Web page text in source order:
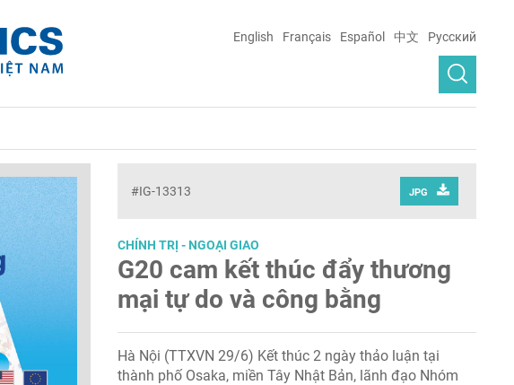
English Français Español 中文 Русский
#IG-13313 JPG
CHÍNH TRỊ - NGOẠI GIAO
G20 cam kết thúc đẩy thương
mại tự do và công bằng
Hà Nội (TTXVN 29/6) Kết thúc 2 ngày thảo luận tại
thành phố Osaka, miền Tây Nhật Bản, lãnh đạo Nhóm